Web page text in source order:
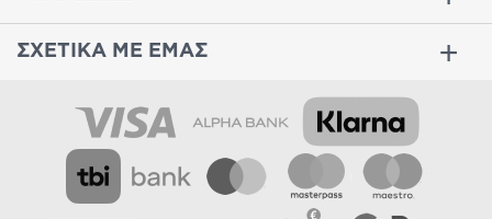
ΣΧΕΤΙΚΑ ΜΕ ΕΜΑΣ